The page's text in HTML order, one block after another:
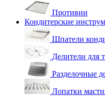
Противни
Кондитерские
Шпатели
Делители для
Разделочные
Лопатки